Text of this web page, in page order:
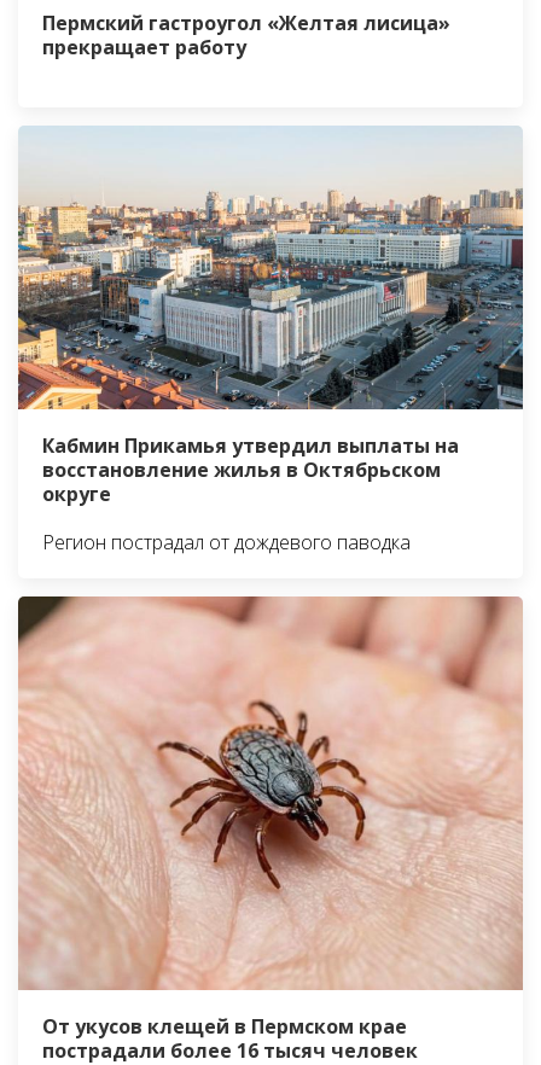
Пермский гастроугол «Желтая лисица»
прекращает работу
Кабмин Прикамья утвердил выплаты на
восстановление жилья в Октябрьском
округе
Регион пострадал от дождевого паводка
От укусов клещей в Пермском крае
пострадали более 16 тысяч человек